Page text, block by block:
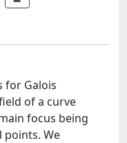
for Galois
of a curve
focus being
We